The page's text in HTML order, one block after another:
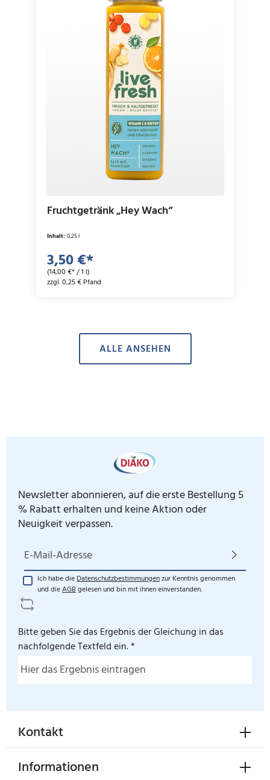
Fruchtgetränk „Hey Wach“
Inhalt:0,25 l
3,50 €*
(14,00 €* / 1 l)
zzgl. 0,25 € Pfand
ALLE ANSEHEN
Newsletter abonnieren, auf die erste Bestellung 5
% Rabatt erhalten und keine Aktion oder
Neuigkeit verpassen.
E-Mail-Adresse*
Ich habe dieDatenschutzbestimmungenzur Kenntnis genommen
und dieAGBgelesen und bin mit ihnen einverstanden.
Bitte geben Sie das Ergebnis der Gleichung in das
nachfolgende Textfeld ein. *
Kontakt
Informationen